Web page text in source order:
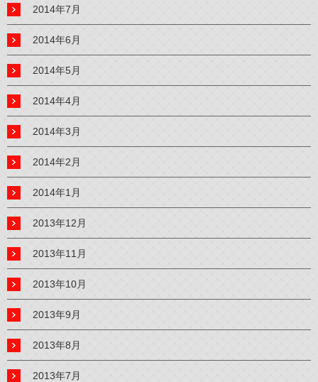
2014年7月
2014年6月
2014年5月
2014年4月
2014年3月
2014年2月
2014年1月
2013年12月
2013年11月
2013年10月
2013年9月
2013年8月
2013年7月